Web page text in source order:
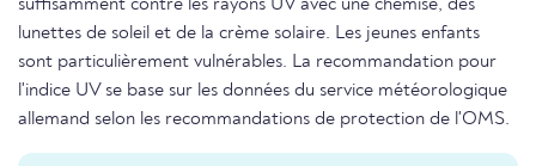
suffisamment contre les rayons UV avec une chemise, des
lunettes de soleil et de la crème solaire. Les jeunes enfants
sont particulièrement vulnérables. La recommandation pour
l'indice UV se base sur les données du service météorologique
allemand selon les recommandations de protection de l'OMS.